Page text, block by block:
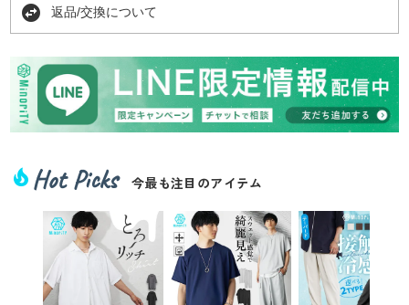
swap_horizontal_circle 返品/交換について
local_fire_department Hot Picks 今最も注目のアイテム